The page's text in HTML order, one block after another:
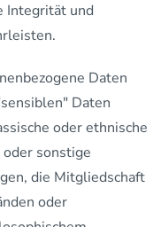
Integrität und
Daten
Daten
oder ethnische
sonstige
die Mitgliedschaft
oder